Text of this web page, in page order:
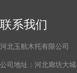
联系我们
河北玉航木托有限公司
公司地址：河北廊坊大